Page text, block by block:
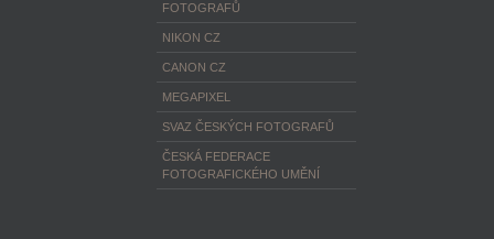
FOTOGRAFŮ
NIKON CZ
CANON CZ
MEGAPIXEL
SVAZ ČESKÝCH FOTOGRAFŮ
ČESKÁ FEDERACE
FOTOGRAFICKÉHO UMĚNÍ